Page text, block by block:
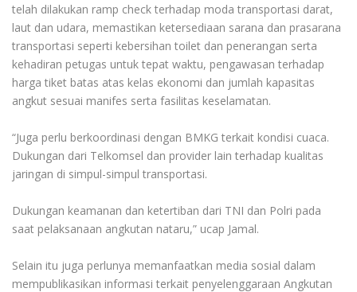
telah dilakukan ramp check terhadap moda transportasi darat,
laut dan udara, memastikan ketersediaan sarana dan prasarana
transportasi seperti kebersihan toilet dan penerangan serta
kehadiran petugas untuk tepat waktu, pengawasan terhadap
harga tiket batas atas kelas ekonomi dan jumlah kapasitas
angkut sesuai manifes serta fasilitas keselamatan.
“Juga perlu berkoordinasi dengan BMKG terkait kondisi cuaca.
Dukungan dari Telkomsel dan provider lain terhadap kualitas
jaringan di simpul-simpul transportasi.
Dukungan keamanan dan ketertiban dari TNI dan Polri pada
saat pelaksanaan angkutan nataru,” ucap Jamal.
Selain itu juga perlunya memanfaatkan media sosial dalam
mempublikasikan informasi terkait penyelenggaraan Angkutan